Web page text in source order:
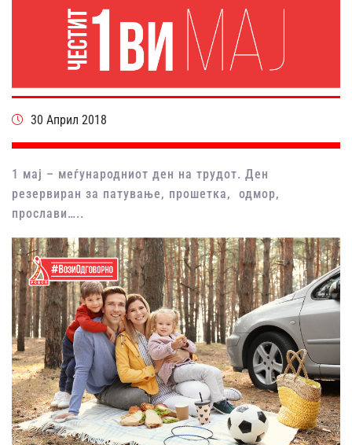
30 Април 2018
1 мај – меѓународниот ден на трудот. Ден
резервиран за патување, прошетка, одмор,
прослави…..